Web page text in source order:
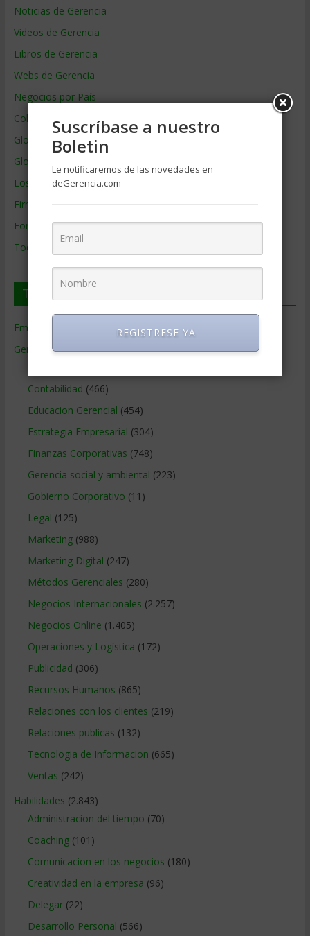
Noticias de Gerencia
Videos de Gerencia
Libros de Gerencia
Webs de Gerencia
Negocios por País
Colaboradores de Gerencia
Glosario
Glosario Inglés – Español
Los mejores MBA
Firmas de Gerencia
Formación de Gerencia
Todos los Temas
Temas de Gerencia
Empresas de Gerencia
(38)
Gerencia(9.477)
Contabilidad (466)
Educacion Gerencial (454)
Estrategia Empresarial (304)
Finanzas Corporativas (748)
Gerencia social y ambiental (223)
Gobierno Corporativo (11)
Legal (125)
Marketing(988)
Marketing Digital (247)
Métodos Gerenciales (280)
Negocios Internacionales (2.257)
Negocios Online (1.405)
Operaciones y Logística (172)
Publicidad (306)
Recursos Humanos (865)
Relaciones con los clientes (219)
Relaciones publicas (132)
Tecnologia de Informacion (665)
Ventas (242)
Habilidades (2.843)
Administracion del tiempo (70)
Coaching(101)
Comunicacion en los negocios (180)
Creatividad en la empresa (96)
Delegar(22)
Desarrollo Personal (566)
Suscríbase a nuestro
Boletin
Le notificaremos de las novedades en
deGerencia.com
REGISTRESE YA